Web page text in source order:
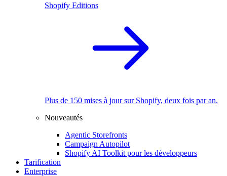
Shopify Editions
Plus de 150 mises à jour sur Shopify, deux fois par an.
Nouveautés
Agentic Storefronts
Campaign Autopilot
Shopify AI Toolkit pour les développeurs
Tarification
Enterprise